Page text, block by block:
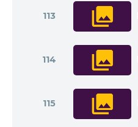
113
114
115